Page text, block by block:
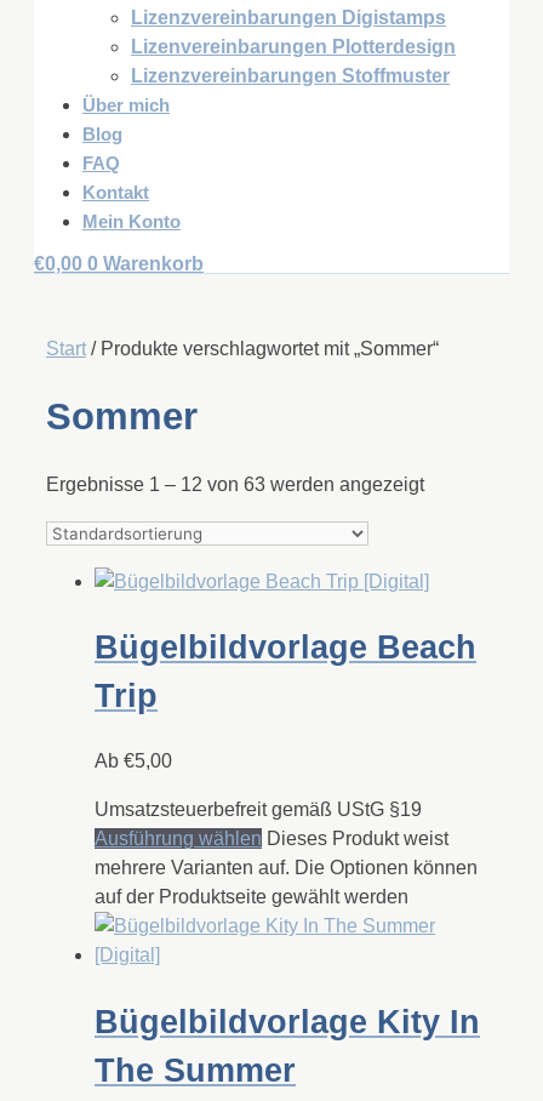
Lizenzvereinbarungen Digistamps
Lizenvereinbarungen Plotterdesign
Lizenzvereinbarungen Stoffmuster
Über mich
Blog
FAQ
Kontakt
Mein Konto
€0,00 0 Warenkorb
Start / Produkte verschlagwortet mit „Sommer“
Sommer
Ergebnisse 1 – 12 von 63 werden angezeigt
Bügelbildvorlage Beach
Trip
Ab €5,00
Umsatzsteuerbefreit gemäß UStG §19
Ausführung wählen Dieses Produkt weist
mehrere Varianten auf. Die Optionen können
auf der Produktseite gewählt werden
Bügelbildvorlage Kity In
The Summer